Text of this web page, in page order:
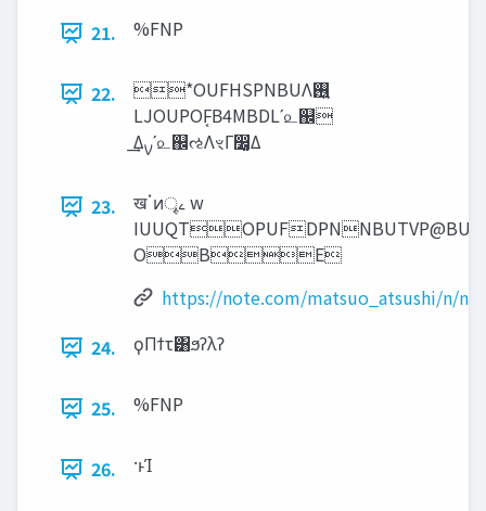
21. %FNP
22.
*OUFHSPNBUΛ࢖͍
LJOUPOF͔Β4MBDLʹ௨஌
͢Δࡍʹ௨஌ઌΛৼΓ෼͚Δ
23.
खॱͷৄࡉ w
OBE
https://note.com/matsuo_atsushi/n/
24.
ϙΠϯτ͸ϧʔλʔ
25. %FNP
26. ·ͱΊ